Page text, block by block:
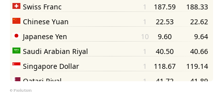
© Psolution